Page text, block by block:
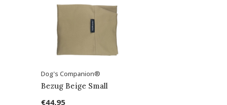
Dog's Companion®
Bezug Beige Small
€44,95